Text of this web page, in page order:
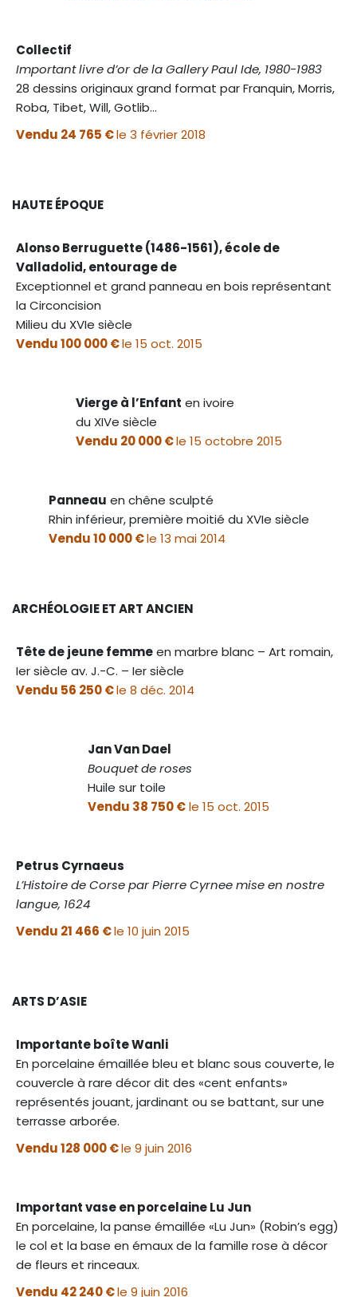
Collectif
Important livre d’or de la Gallery Paul Ide, 1980-1983
28 dessins originaux grand format par Franquin, Morris,
Roba, Tibet, Will, Gotlib…
Vendu 24 765 €le 3 février 2018
HAUTE ÉPOQUE
Alonso Berruguette (1486-1561), école de
Valladolid, entourage de
Exceptionnel et grand panneau en bois représentant
la Circoncision
Milieu du XVIe siècle
Vendu 100 000 €le 15 oct. 2015
Vierge à l’Enfant en ivoire
du XIVe siècle
Vendu 20 000 €le 15 octobre 2015
Panneau en chêne sculpté
Rhin inférieur, première moitié du XVIe siècle
Vendu 10 000 €le 13 mai 2014
ARCHÉOLOGIE ET ART ANCIEN
Tête de jeune femmeen marbre blanc – Art romain,
Ier siècle av. J.-C. – Ier siècle
Vendu 56 250 €le 8 déc. 2014
Jan Van Dael
Bouquet de roses
Huile sur toile
Vendu 38 750 €le 15 oct. 2015
Petrus Cyrnaeus
L’Histoire de Corse par Pierre Cyrnee mise en nostre
langue, 1624
Vendu 21 466 €le 10 juin 2015
ARTS D’ASIE
Importante boîte Wanli
En porcelaine émaillée bleu et blanc sous couverte, le
couvercle à rare décor dit des «cent enfants»
représentés jouant, jardinant ou se battant, sur une
terrasse arborée.
Vendu 128 000 €le 9 juin 2016
Important vase en porcelaine Lu Jun
En porcelaine, la panse émaillée «Lu Jun» (Robin’s egg)
le col et la base en émaux de la famille rose à décor
de fleurs et rinceaux.
Vendu 42 240 €le 9 juin 2016